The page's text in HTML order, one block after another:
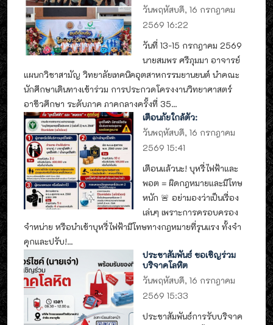
วันพฤหัสบดี, 16 กรกฎาคม
2569 16:22
วันที่ 13-15 กรกฎาคม 2569
นายสมพร ศรีภุมมา อาจารย์
แผนกวิชาสามัญ วิทยาลัยเทคนิคอุตสาหกรรมยานยนต์ นำคณะ
นักศึกษาเดินทางเข้าร่วม การประกวดโครงงานวิทยาศาสตร์
อาชีวศึกษา ระดับภาค ภาคกลางครั้งที่ 35...
เตือนภัยใกล้ตัว:
วันพฤหัสบดี, 16 กรกฎาคม
2569 15:41
เตือนแล้วนะ! บุหรี่ไฟฟ้าและ
พอต = ผิดกฎหมายและมีโทษ
หนัก 🚨 อย่ามองว่าเป็นเรื่อง
เล่นๆ เพราะการครอบครอง
จำหน่าย หรือนำเข้าบุหรี่ไฟฟ้ามีโทษทางกฎหมายที่รุนแรง ทั้งจำ
คุกและปรับ!...
ประชาสัมพันธ์ ขอเชิญร่วม
บริจาคโลหิต
วันพฤหัสบดี, 16 กรกฎาคม
2569 15:33
ประชาสัมพันธ์การรับบริจาค